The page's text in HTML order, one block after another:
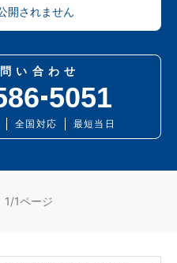
開されません
い合わせ
5051
全国対応 最短当日
1ページ